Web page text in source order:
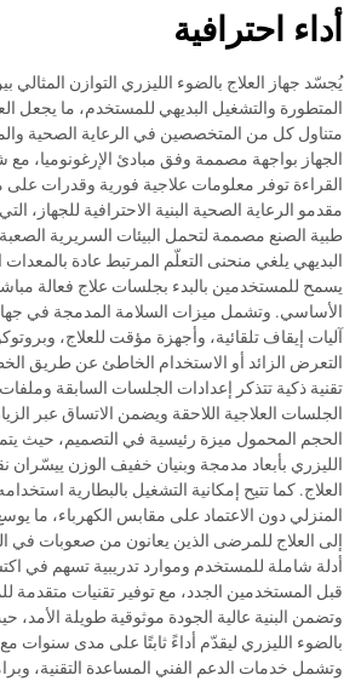
أداء احترافية
يُجسّد جهاز العلاج بالضوء الليزري التوازن المثالي
المتطورة والتشغيل البديهي للمستخدم، ما يجعل
متناول كل من المتخصصين في الرعاية الصحية
الجهاز بواجهة مصممة وفق مبادئ الإرغونوميا،
القراءة توفر معلومات علاجية فورية وقدرات على
مقدمو الرعاية الصحية البنية الاحترافية للجهاز،
طبية الصنع مصممة لتحمل البيئات السريرية
البديهي يلغي منحنى التعلّم المرتبط عادة بالمعدات
يسمح للمستخدمين بالبدء بجلسات علاج فعالة
الأساسي. وتشمل ميزات السلامة المدمجة في جهاز
آليات إيقاف تلقائية، وأجهزة مؤقت للعلاج،
التعرض الزائد أو الاستخدام الخاطئ عن طريق
تقنية ذكية تتذكر إعدادات الجلسات السابقة
الجلسات العلاجية اللاحقة ويضمن الاتساق عبر
الحجم المحمول ميزة رئيسية في التصميم، حيث
الليزري بأبعاد مدمجة وبنيان خفيف الوزن ييسّران
العلاج. كما تتيح إمكانية التشغيل بالبطارية
المنزلي دون الاعتماد على مقابس الكهرباء، ما
إلى العلاج للمرضى الذين يعانون من صعوبات في
أدلة شاملة للمستخدم وموارد تدريبية تسهم في
قبل المستخدمين الجدد، مع توفير تقنيات متقدمة
وتضمن البنية عالية الجودة موثوقية طويلة الأمد،
بالضوء الليزري ليقدّم أداءً ثابتًا على مدى سنوات
وتشمل خدمات الدعم الفني المساعدة التقنية،